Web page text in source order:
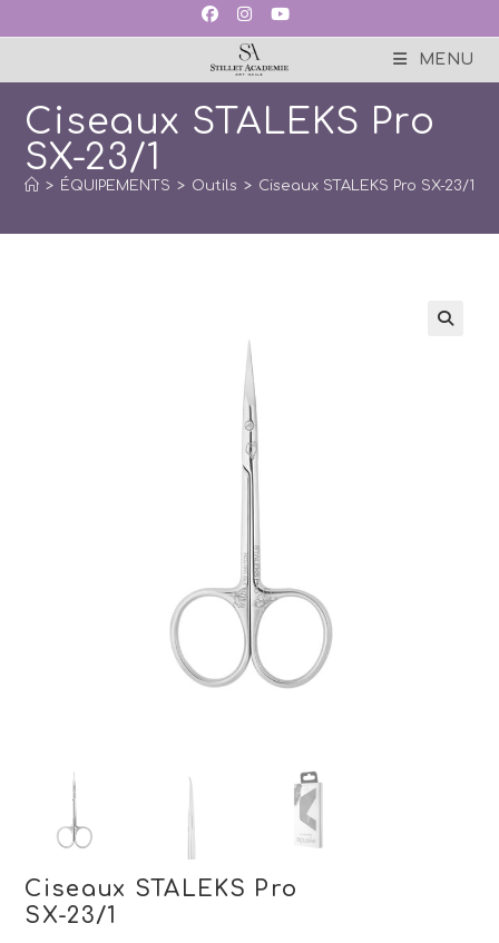
MENU
Ciseaux STALEKS Pro
SX-23/1
> ÉQUIPEMENTS > Outils > Ciseaux STALEKS Pro SX-23/1
Ciseaux STALEKS Pro
SX-23/1